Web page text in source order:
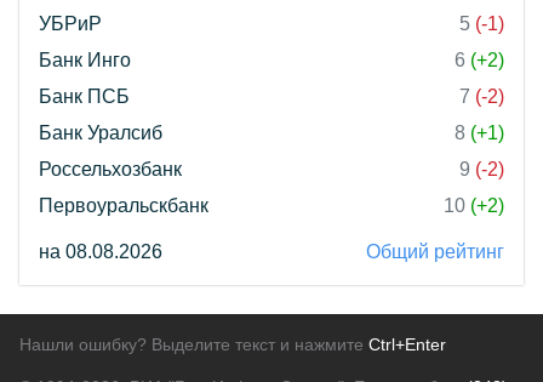
УБРиР
5 (-1)
Банк Инго
6 (+2)
Банк ПСБ
7 (-2)
Банк Уралсиб
8 (+1)
Россельхозбанк
9 (-2)
Первоуральскбанк
10 (+2)
на 08.08.2026 Общий рейтинг
Нашли ошибку? Выделите текст и нажмите Ctrl+Enter